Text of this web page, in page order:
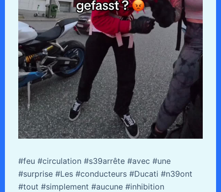
#feu #circulation #s39arrête #avec #une
#surprise #Les #conducteurs #Ducati #n39ont
#tout #simplement #aucune #inhibition